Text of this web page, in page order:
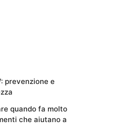
prevenzione e
quando fa molto
che aiutano a